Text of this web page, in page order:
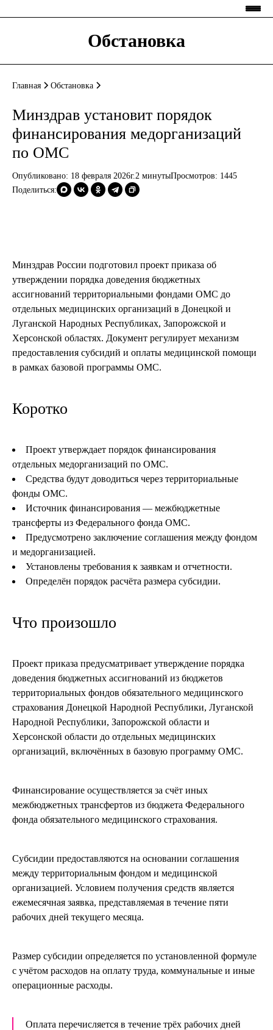
Обстановка
Главная Обстановка
Минздрав установит порядок
финансирования медорганизаций
по ОМС
Опубликовано: 18 февраля 2026г.2 минутыПросмотров: 1445
Поделиться:
Минздрав России подготовил проект приказа об
утверждении порядка доведения бюджетных
ассигнований территориальными фондами ОМС до
отдельных медицинских организаций в Донецкой и
Луганской Народных Республиках, Запорожской и
Херсонской областях. Документ регулирует механизм
предоставления субсидий и оплаты медицинской помощи
в рамках базовой программы ОМС.
Коротко
Проект утверждает порядок финансирования
отдельных медорганизаций по ОМС.
Средства будут доводиться через территориальные
фонды ОМС.
Источник финансирования — межбюджетные
трансферты из Федерального фонда ОМС.
Предусмотрено заключение соглашения между фондом
и медорганизацией.
Установлены требования к заявкам и отчетности.
Определён порядок расчёта размера субсидии.
Что произошло
Проект приказа предусматривает утверждение порядка
доведения бюджетных ассигнований из бюджетов
территориальных фондов обязательного медицинского
страхования Донецкой Народной Республики, Луганской
Народной Республики, Запорожской области и
Херсонской области до отдельных медицинских
организаций, включённых в базовую программу ОМС.
Финансирование осуществляется за счёт иных
межбюджетных трансфертов из бюджета Федерального
фонда обязательного медицинского страхования.
Субсидии предоставляются на основании соглашения
между территориальным фондом и медицинской
организацией. Условием получения средств является
ежемесячная заявка, представляемая в течение пяти
рабочих дней текущего месяца.
Размер субсидии определяется по установленной формуле
с учётом расходов на оплату труда, коммунальные и иные
операционные расходы.
Оплата перечисляется в течение трёх рабочих дней